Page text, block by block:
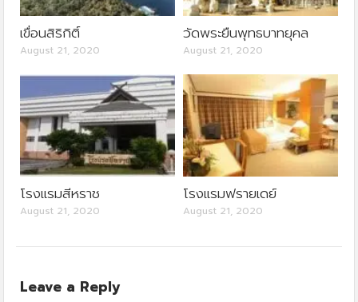
เขื่อนสิริกิติ์
August 21, 2020
วัดพระยืนพุทธบาทยุคล
August 21, 2020
โรงแรมสีหราช
August 21, 2020
โรงแรมฟรายเดย์
August 21, 2020
Leave a Reply